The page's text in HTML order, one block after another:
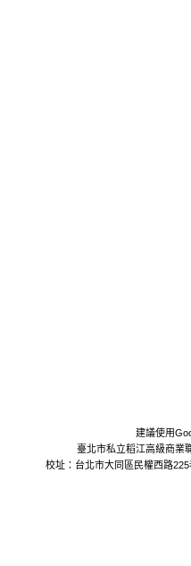
建議使用
臺北市私立稻江高級商業
校址：台北市大同區民權西路